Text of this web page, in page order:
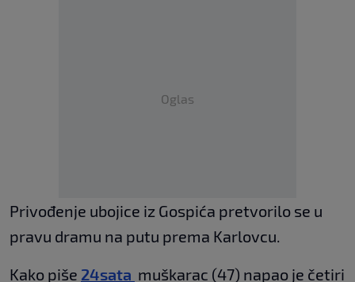
Oglas
Privođenje ubojice iz Gospića pretvorilo se u
pravu dramu na putu prema Karlovcu.
Kako piše 24sata muškarac (47) napao je četiri